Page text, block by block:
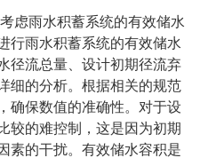
虑雨水积蓄系统的有效储水
行雨水积蓄系统的有效储水
径流总量、设计初期径流弃
细的分析。根据相关的规范
确保数值的准确性。对于设
较的难控制，这是因为初期
素的干扰。有效储水容积是